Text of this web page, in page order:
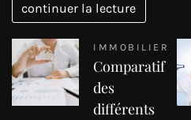
continuer la lecture
IMMOBILIER
Comparatif
des
différents